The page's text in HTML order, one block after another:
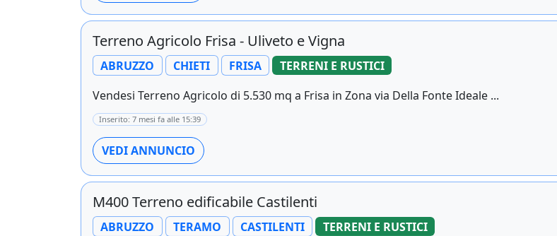
Terreno Agricolo Frisa - Uliveto e Vigna
ABRUZZO CHIETI FRISA
TERRENI E RUSTICI
Vendesi Terreno Agricolo di 5.530 mq a Frisa in Zona via Della Fonte Ideale ...
Inserito: 7 mesi fa alle 15:39
VEDI ANNUNCIO
M400 Terreno edificabile Castilenti
ABRUZZO TERAMO CASTILENTI
TERRENI E RUSTICI